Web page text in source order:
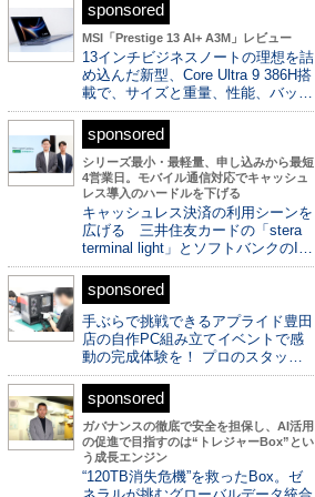
sponsored
MSI「Prestige 13 AI+ A3M」レビュー
13インチビジネスノートの理想を詰
め込んだ新型、Core Ultra 9 386H搭
載で、サイズと重量、性能、バッ…
sponsored
シリーズ最小・最軽量、申し込みから最短
4営業日。モバイル通信対応でキャッシュ
レス導入のハードルを下げる
キャッシュレス決済の利用シーンを
広げる 三井住友カードの「stera
terminal light」とソフトバンクのI…
sponsored
手ぶらで挑戦できるアプライド豊田
店の自作PC組み立てイベントで感
動の完成体験を！ プロのスタッ…
sponsored
ガバナンスの徹底で安全を担保し、AI活用
の促進で目指すのは“トレジャーBox”とい
う成長エンジン
“120TB消失危機”を救ったBox。ゼ